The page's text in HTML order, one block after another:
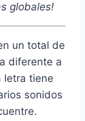
globales!
un total de
diferente a
letra tiene
sonidos